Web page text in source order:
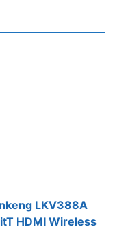
LKV388A
HDMI Wireless